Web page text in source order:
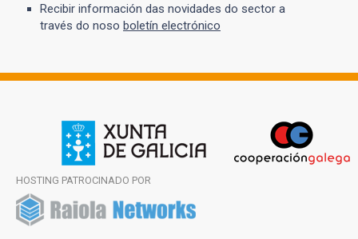
Recibir información das novidades do sector a
través do noso boletín electrónico
HOSTING PATROCINADO POR